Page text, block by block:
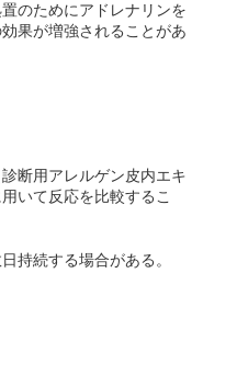
のためにアドレナリンを
果が増強されることがあ
断用アレルゲン皮内エキ
いて反応を比較するこ
持続する場合がある。